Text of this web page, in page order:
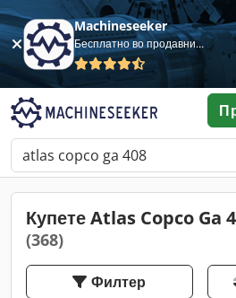
Machineseeker
Бесплатно во продавница
Купете Atlas Copco Ga
(368)
Филтер